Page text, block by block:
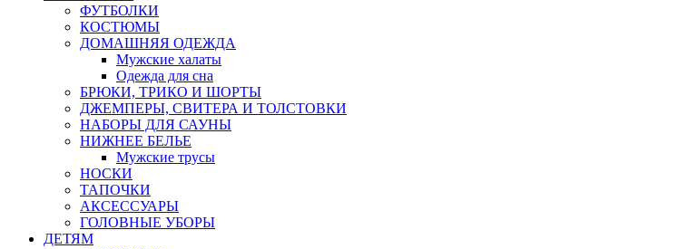
ФУТБОЛКИ
КОСТЮМЫ
ДОМАШНЯЯ ОДЕЖДА
Мужские халаты
Одежда для сна
БРЮКИ, ТРИКО И ШОРТЫ
ДЖЕМПЕРЫ, СВИТЕРА И ТОЛСТОВКИ
НАБОРЫ ДЛЯ САУНЫ
НИЖНЕЕ БЕЛЬЕ
Мужские трусы
НОСКИ
ТАПОЧКИ
АКСЕССУАРЫ
ГОЛОВНЫЕ УБОРЫ
ДЕТЯМ